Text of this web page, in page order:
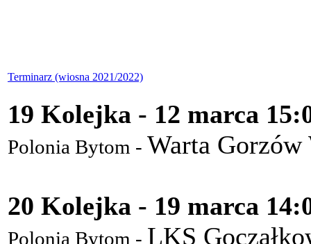
Terminarz (wiosna 2021/2022)
19 Kolejka - 12 marca
Polonia Bytom - Warta
20 Kolejka - 19 marca
Polonia Bytom - LKS